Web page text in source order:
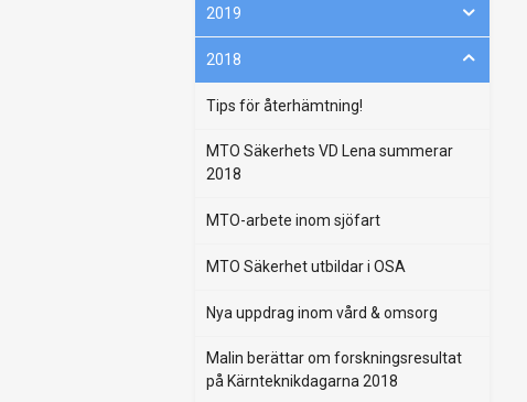
2019
2018
Tips för återhämtning!
MTO Säkerhets VD Lena summerar
2018
MTO-arbete inom sjöfart
MTO Säkerhet utbildar i OSA
Nya uppdrag inom vård & omsorg
Malin berättar om forskningsresultat
på Kärnteknikdagarna 2018